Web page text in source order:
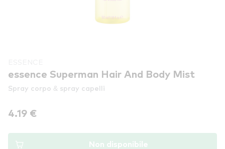
essence Superman Hair And Body Mist
Spray corpo & spray capelli
4.19 €
Non disponibile